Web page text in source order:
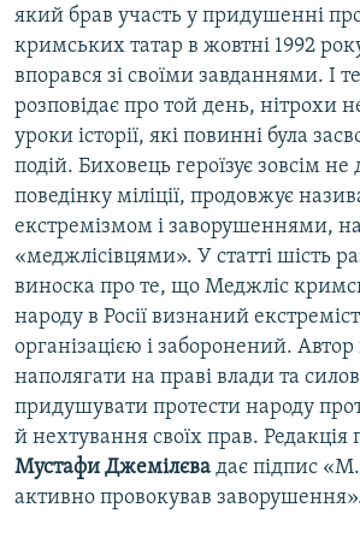
який брав участь у придушенні
кримських татар в жовтні 1992
впорався зі своїми завданнями. І
розповідає про той день, нітрохи
уроки історії, які повинні була
подій. Биховець героїзує зовсім не
поведінку міліції, продовжує
екстремізмом і заворушеннями,
«меджлісівцями». У статті шість
виноска про те, що Меджліс
народу в Росії визнаний
організацією і заборонений.
наполягати на праві влади та
придушувати протести народу
й нехтування своїх прав. Редакція
Мустафи Джемілєва дає підпис
активно провокував